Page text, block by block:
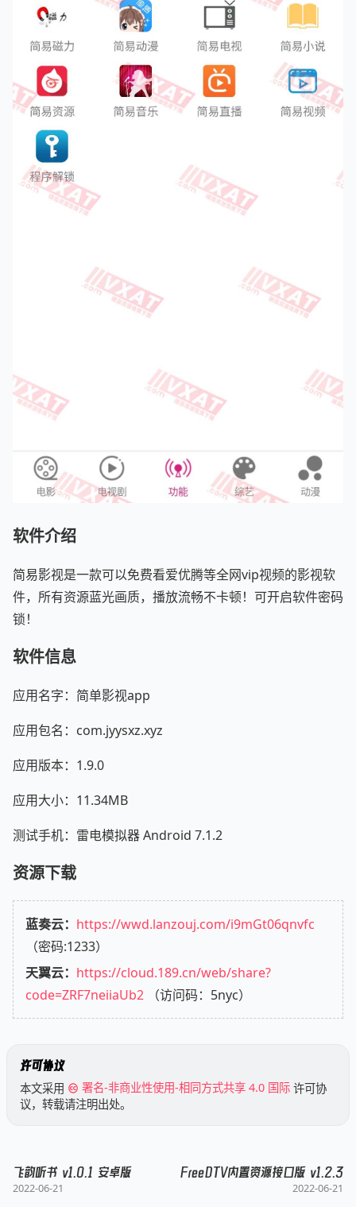
软件介绍
简易影视是一款可以免费看爱优腾等全网vip视频的影视软
件，所有资源蓝光画质，播放流畅不卡顿！可开启软件密码
锁！
软件信息
应用名字：简单影视app
应用包名：com.jyysxz.xyz
应用版本：1.9.0
应用大小：11.34MB
测试手机：雷电模拟器 Android 7.1.2
资源下载
蓝奏云： https://wwd.lanzouj.com/i9mGt06qnvfc
（密码:1233）
天翼云： https://cloud.189.cn/web/share?
code=ZRF7neiiaUb2 （访问码：5nyc）
许可协议
本文采用 署名-非商业性使用-相同方式共享 4.0 国际 许可协
议，转载请注明出处。
飞韵听书 v1.0.1 安卓版
2022-06-21
FreeDTV内置资源接口版 v1.2.3
2022-06-21